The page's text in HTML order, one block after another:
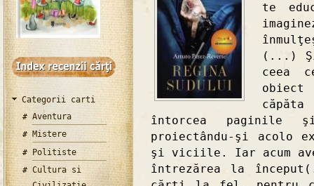
Categorii carti
Aventura
Mistere
Politiste
Cultura si
te
(...) Şi
ceea
întorcea paginile
proiectându-şi acolo
şi viciile. Iar acum
întrezărea la